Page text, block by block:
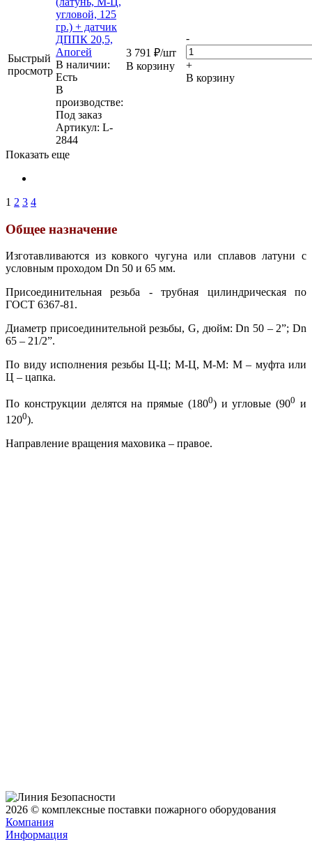
Быстрый
просмотр
угловой, 125
гр.) + датчик
ДППК 20,5,
Апогей
В наличии:
Eсть
В
производстве:
Под заказ
Артикул: L-
2844
3 791 ₽/шт
В корзину
-
+
В корзину
Показать еще
1 2 3 4
Общее назначение
Изготавливаются из ковкого чугуна или сплавов латуни с
условным проходом Dn 50 и 65 мм.
Присоединительная резьба - трубная цилиндрическая по
ГОСТ 6367-81.
Диаметр присоединительной резьбы, G, дюйм: Dn 50 – 2”; Dn
65 – 21/2”.
По виду исполнения резьбы Ц-Ц; М-Ц, М-М: М – муфта или
Ц – цапка.
По конструкции делятся на прямые (1800) и угловые (900 и
1200).
Направление вращения маховика – правое.
2026 © комплексные поставки пожарного оборудования
Компания
Информация